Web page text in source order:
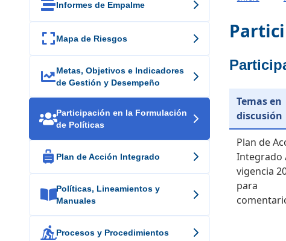
Informes de Empalme
 Mapa de Riesgos
Metas, Objetivos e Indicadores
de Gestión y Desempeño
Participación en la Formulación
de Políticas
 Plan de Acción Integrado

Políticas, Lineamientos y
Manuales
 Procesos y Procedimientos
Temas en
discusión
Plan de
Integrado
vigencia
para